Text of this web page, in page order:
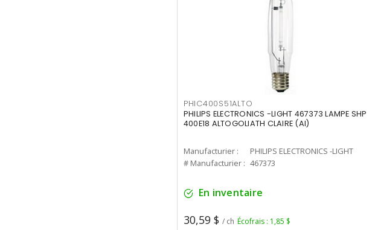
PHIC400S51ALTO
PHILIPS ELECTRONICS -LIGHT 467373 LAMPE SHP
400E18 ALTOGOLIATH CLAIRE (AI)
Manufacturier :
PHILIPS ELECTRONICS -LIGHT
# Manufacturier : 467373
En inventaire
30,59 $ / ch Écofrais : 1,85 $